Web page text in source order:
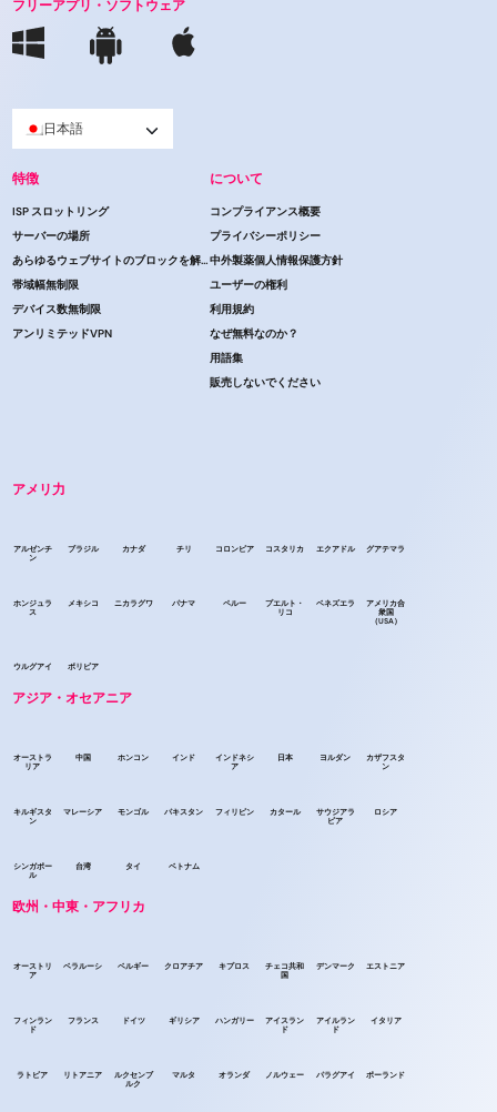
フリーアプリ・ソフトウェア
日本語
特徴
ISP スロットリング
サーバーの場所
あらゆるウェブサイトのブロックを解除する
帯域幅無制限
デバイス数無制限
アンリミテッドVPN
について
コンプライアンス概要
プライバシーポリシー
中外製薬個人情報保護方針
ユーザーの権利
利用規約
なぜ無料なのか？
用語集
販売しないでください
アメリ力
アルゼンチ
ン
ブラジル カナダ チリ コロンビア コスタリカ エクアドル グアテマラ
ホンジュラ
ス
メキシコ ニカラグワ パナマ ペルー
プエルト・
リコ
ベネズエラ
アメリカ合
衆国
（USA）
ウルグアイ ボリビア
アジア・オセアニア
オーストラ
リア
中国 ホンコン インド
インドネシ
ア
日本 ヨルダン
カザフスタ
ン
キルギスタ
ン
マレーシア モンゴル パキスタン フィリピン カタール
サウジアラ
ビア
ロシア
シンガポー
ル
台湾 タイ ベトナム
欧州・中東・アフリカ
オーストリ
ア
ベラルーシ ベルギー クロアチア キプロス
チェコ共和
国
デンマーク エストニア
フィンラン
ド
フランス ドイツ ギリシア ハンガリー
アイスラン
ド
アイルラン
ド
イタリア
ラトビア リトアニア
ルクセンブ
ルク
マルタ オランダ ノルウェー パラグアイ ポーランド